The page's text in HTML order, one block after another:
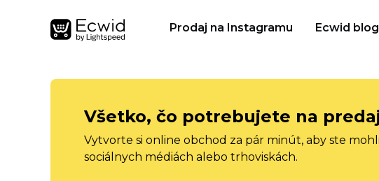
Prodaj na Instagramu Ecwid blog
Všetko, čo potrebujete na
Vytvorte si online obchod za pár minút, aby ste
sociálnych médiách alebo trhoviskách.